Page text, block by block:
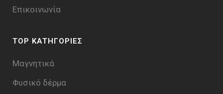
Επικοινωνία
TOP ΚΑΤΗΓΟΡΙΕΣ
Μαγνητικά
Φυσικό δέρμα